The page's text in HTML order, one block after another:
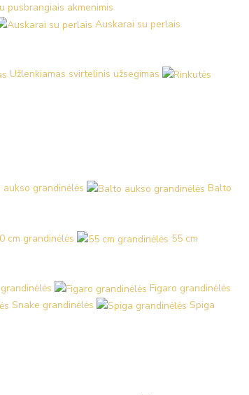
pusbrangiais akmenimis
Auskarai su perlais
Užlenkiamas svirtelinis užsegimas
aukso grandinėlės
Balto
cm grandinėlės
55 cm
Figaro grandinėlės
Snake grandinėlės
Spiga